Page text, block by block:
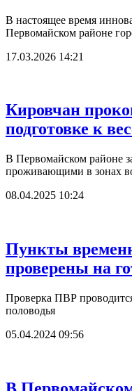
В настоящее время
Первомайском районе
17.03.2026 14:21
Кировчан
подготовке к
В Первомайском районе
проживающими в зонах
08.04.2025 10:24
Пункты
проверены на
Проверка ПВР
половодья
05.04.2024 09:56